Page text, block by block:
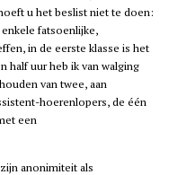
u het beslist niet te doen:
fatsoenlijke,
in de eerste klasse is het
half uur heb ik van walging
van twee, aan
hoerenlopers, de één
een
anonimiteit als